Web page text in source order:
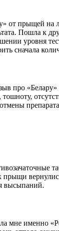
от прыщей
Пошла к
уровня
сначала
про
высыпаний.
мне именно